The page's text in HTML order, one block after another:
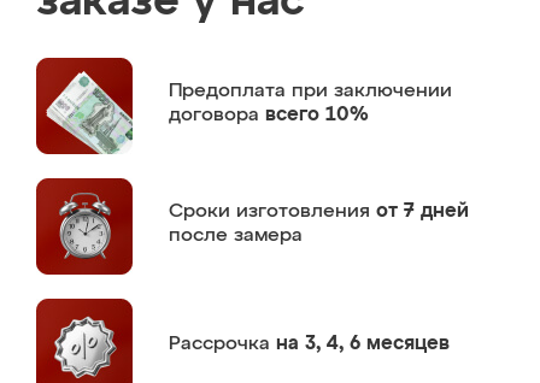
Предоплата при заключении
договора всего 10%
Сроки изготовления от 7 дней
после замера
Рассрочка на 3, 4, 6 месяцев